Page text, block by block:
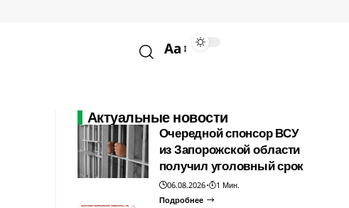
Aa
Актуальные новости
Очередной спонсор ВСУ
из Запорожской области
получил уголовный срок
06.08.2026
1 Мин.
Подробнее